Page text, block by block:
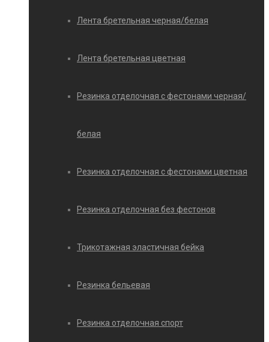
Лента бретельная черная/белая
Лента бретельная цветная
Резинка отделочная с фестонами черная/
белая
Резинка отделочная с фестонами цветная
Резинка отделочная без фестонов
Трикотажная эластичная бейка
Резинка бельевая
Резинка отделочная спорт